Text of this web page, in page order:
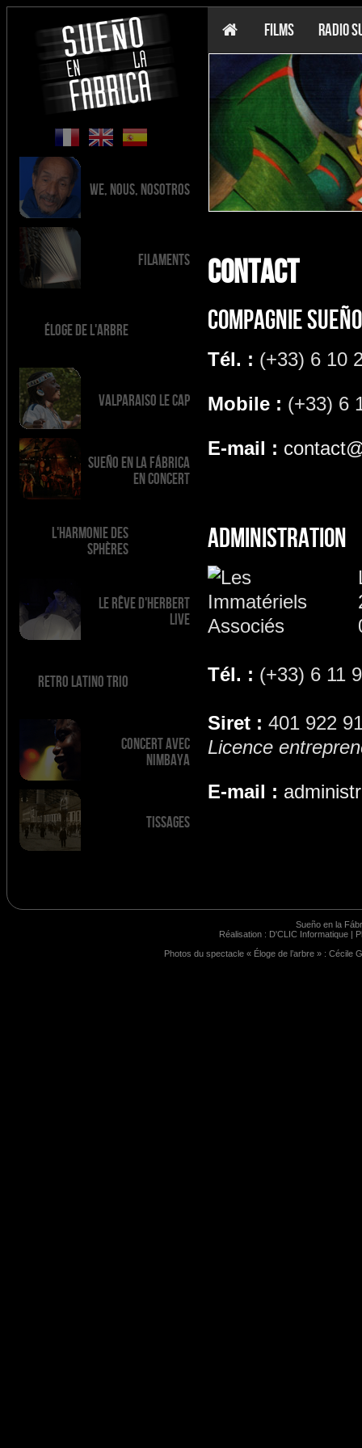
We, Nous, Nosotros
Filaments
Éloge de l'arbre
Valparaiso Le Cap
Sueño en la Fábrica
en concert
L'harmonie des
sphères
Le rêve d'Herbert
live
Retro Latino Trio
Concert avec
Nimbaya
Tissages
FILMS RADIO
CONTACT
COMPAGNIE
Tél. : (+33) 6 10
Mobile : (+33) 6
E-mail :
ADMINISTRATION
Tél. : (+33) 6 11
Siret : 401 922
Licence
E-mail :
Sueño en la
Réalisation : D'CLIC Informatique |
Photos du spectacle « Éloge de l’arbre » : Cécile